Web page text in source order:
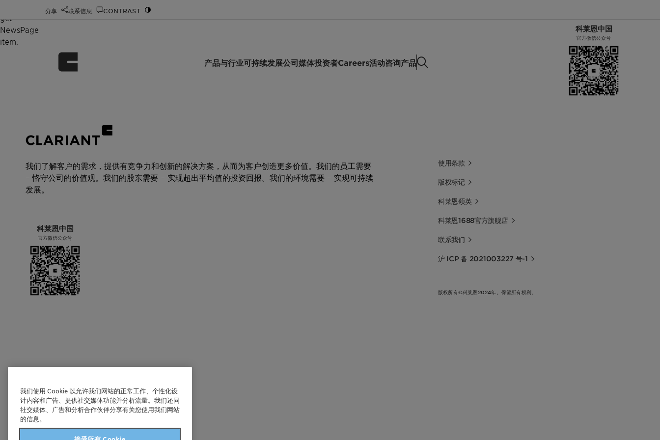
分享 联系信息 CONTRAST
产品与行业可持续发展公司媒体投资者Careers活动咨询产品
科莱恩中国
官方微信公众号
get
NewsPage
item.
Object reference not set to an instance of an object.
我们了解客户的需求，提供有竞争力和创新的解决方案，从而为客户创造更多价值。我们的员工需要
– 恪守公司的价值观。我们的股东需要 – 实现超出平均值的投资回报。我们的环境需要 – 实现可持续
发展。
科莱恩中国
官方微信公众号
使用条款
版权标记
科莱恩领英
科莱恩1688官方旗舰店
联系我们
沪 ICP 备 2021003227 号-1
版权所有©科莱恩2024年。保留所有权利。
我们使用 Cookie 以允许我们网站的正常工作、个性化设
计内容和广告、提供社交媒体功能并分析流量。我们还同
社交媒体、广告和分析合作伙伴分享有关您使用我们网站
的信息。